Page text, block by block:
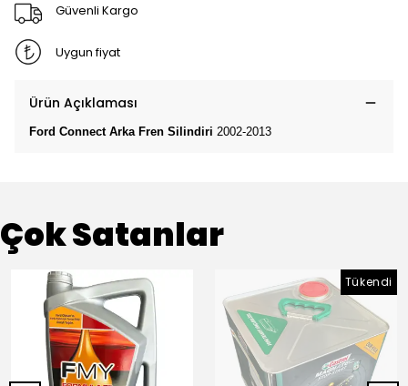
Güvenli Kargo
Uygun fiyat
Ürün Açıklaması
Ford Connect Arka Fren Silindiri 2002-2013
Çok Satanlar
Tükendi